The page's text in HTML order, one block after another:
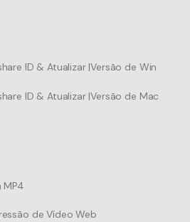
ID & Atualizar |Versão de Win
ID & Atualizar |Versão de Mac
MP4
de Vídeo Web